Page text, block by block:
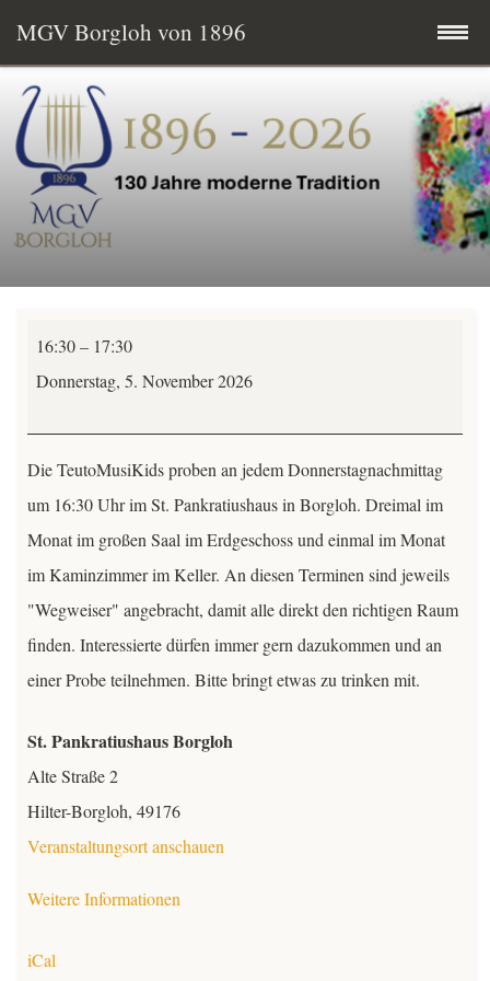
MGV Borgloh von 1896
Zum
Inhalt
springen
Startseite
Termine
MGV aktuell
Wissenswertes
Mitglied werden
Vorstand & Chorleitung
Mitglieder
TeutoChoriFeen
TeutoChoriFeen-Termine
TeutoChoriFeen Vorstand
TeutoChoriFeen intern
TeutoMusiKids
TeutoMusiKids News
TeutoMusiKids
Chorprobe
alle-
16:30– 17:30
Donnerstag, 5. November 2026
Die TeutoMusiKids proben an jedem Donnerstagnachmittag
um 16:30 Uhr im St. Pankratiushaus in Borgloh. Dreimal im
Monat im großen Saal im Erdgeschoss und einmal im Monat
im Kaminzimmer im Keller. An diesen Terminen sind jeweils
"Wegweiser" angebracht, damit alle direkt den richtigen Raum
finden. Interessierte dürfen immer gern dazukommen und an
einer Probe teilnehmen. Bitte bringt etwas zu trinken mit.
St. Pankratiushaus Borgloh
Alte Straße 2
Hilter-Borgloh, 49176
Veranstaltungsort anschauen
Weitere Informationen
iCal